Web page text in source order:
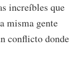
increíbles que
misma gente
conflicto donde